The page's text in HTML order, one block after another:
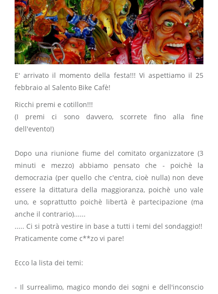
E' arrivato il momento della festa!!! Vi aspettiamo il 25
febbraio al Salento Bike Cafè!
Ricchi premi e cotillon!!!
(I premi ci sono davvero, scorrete fino alla fine
dell'evento!)
Dopo una riunione fiume del comitato organizzatore (3
minuti e mezzo) abbiamo pensato che - poichè la
democrazia (per quello che c'entra, cioè nulla) non deve
essere la dittatura della maggioranza, poichè uno vale
uno, e soprattutto poichè libertà è partecipazione (ma
anche il contrario)......
..... Ci si potrà vestire in base a tutti i temi del sondaggio!!
Praticamente come c**zo vi pare!
Ecco la lista dei temi:
- Il surrealimo, magico mondo dei sogni e dell'inconscio